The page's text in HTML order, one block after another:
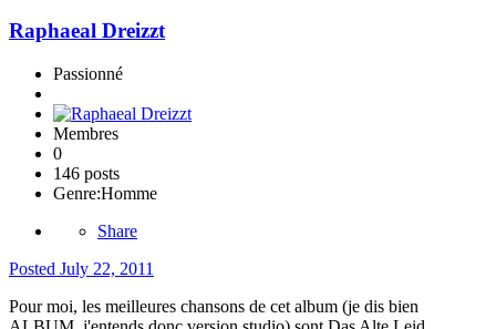
Raphaeal Dreizzt
Passionné
Membres
0
146 posts
Genre:Homme
Share
Posted July 22, 2011
Pour moi, les meilleures chansons de cet album (je dis bien